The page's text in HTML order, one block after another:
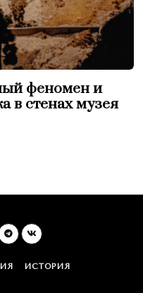
феномен и
в стенах музея
ИСТОРИЯ